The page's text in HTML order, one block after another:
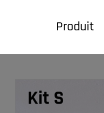
Produit